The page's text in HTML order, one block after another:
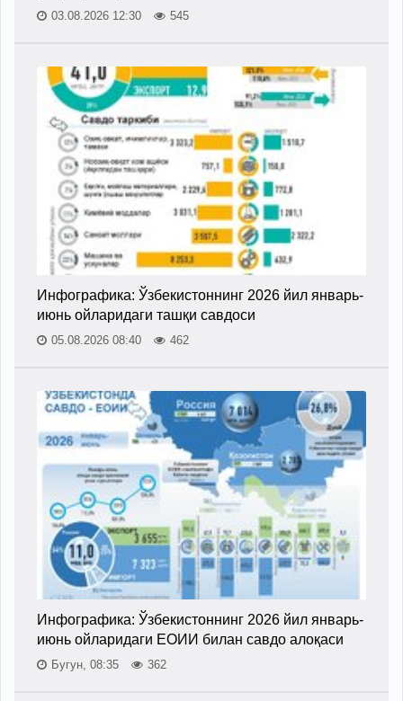
03.08.2026 12:30 545
Инфографика: Ўзбекистоннинг 2026 йил январь-
июнь ойларидаги ташқи савдоси
05.08.2026 08:40 462
Инфографика: Ўзбекистоннинг 2026 йил январь-
июнь ойларидаги ЕОИИ билан савдо алоқаси
Бугун, 08:35 362